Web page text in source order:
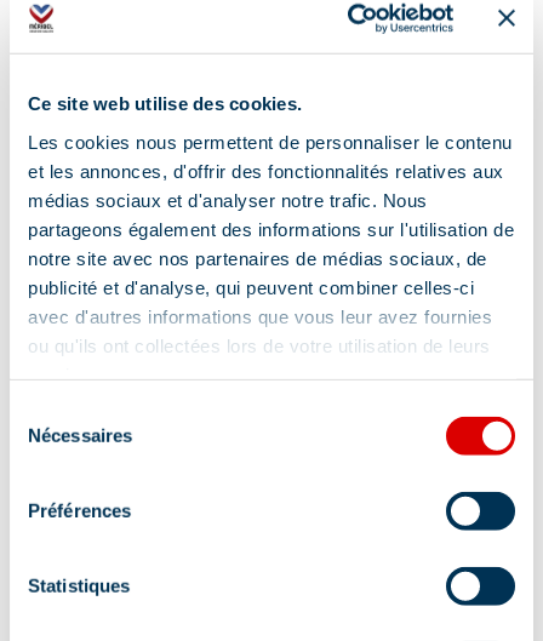
Ce site web utilise des cookies.
Les cookies nous permettent de personnaliser le contenu
et les annonces, d'offrir des fonctionnalités relatives aux
médias sociaux et d'analyser notre trafic. Nous
partageons également des informations sur l'utilisation de
notre site avec nos partenaires de médias sociaux, de
publicité et d'analyse, qui peuvent combiner celles-ci
avec d'autres informations que vous leur avez fournies
ou qu'ils ont collectées lors de votre utilisation de leurs
Nécessaires
Préférences
Statistiques
Adres
Saulire top tussen Méribel en Courchevel